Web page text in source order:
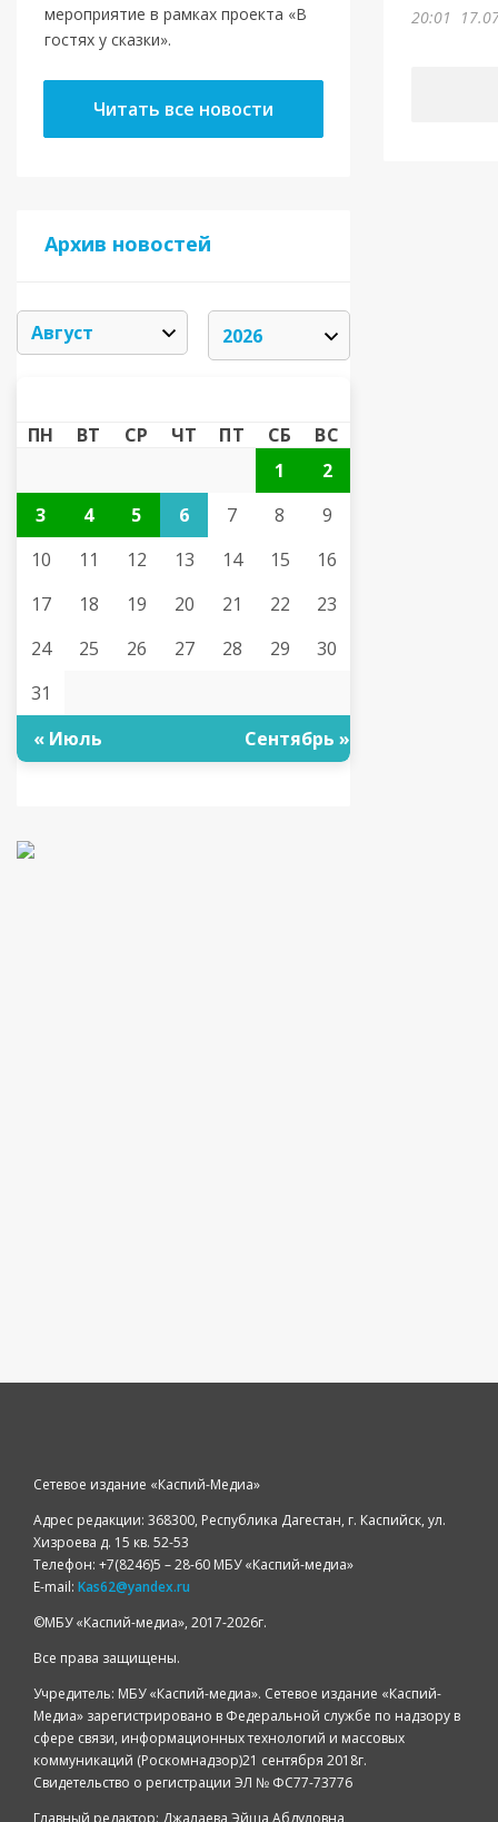
мероприятие в рамках проекта «В
гостях у сказки».
Читать все новости
Архив новостей
ПН ВТ СР ЧТ ПТ СБ
ВС
1
2
3
4 5 6 7 8
9
10
11 12 13 14 15
16
17
18 19 20 21 22
23
24
25 26 27 28 29
30
31
« Июль
Сентябрь »
20:01
Сетевое издание «Каспий-Медиа»
Адрес редакции: 368300, Республика Дагестан, г. Каспийск, ул.
Хизроева д. 15 кв. 52-53
Телефон: +7(8246)5 – 28-60 МБУ «Каспий-медиа»
E-mail: Kas62@yandex.ru
©️МБУ «Каспий-медиа», 2017-2026г.
Все права защищены.
Учредитель: МБУ «Каспий-медиа». Сетевое издание «Каспий-
Медиа» зарегистрировано в Федеральной службе по надзору в
сфере связи, информационных технологий и массовых
коммуникаций (Роскомнадзор)21 сентября 2018г.
Свидетельство о регистрации ЭЛ № ФС77-73776
Главный редактор: Джалаева Эйша Абдуловна